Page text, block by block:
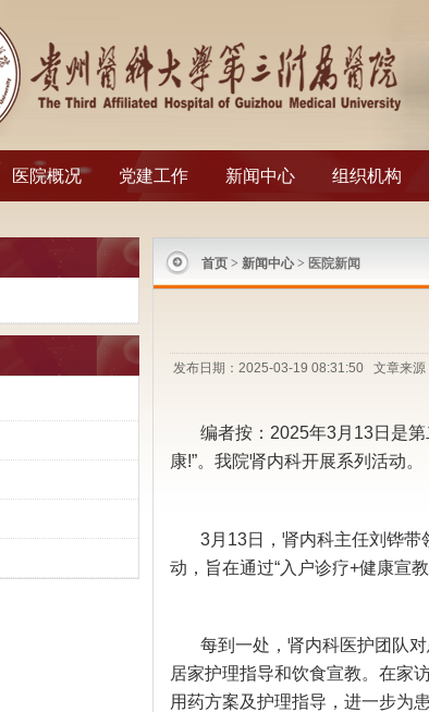
医院概况 党建工作 新闻中心 组织机构
首页 > 新闻中心 > 医院新闻
发布日期：2025-03-19 08:31:50 文章来
编者按：2025年3月13日是
康!”。我院肾内科开展系列活动。
3月13日，肾内科主任刘铧带
动，旨在通过“入户诊疗+健康宣
每到一处，肾内科医护团队
居家护理指导和饮食宣教。在家
用药方案及护理指导，进一步为